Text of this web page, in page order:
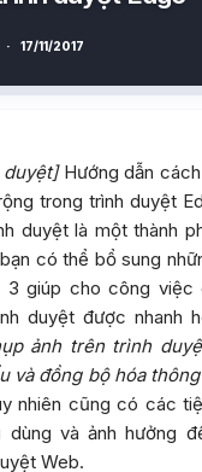
· 17/11/2017
Hướng dẫn
trong trình duyệt
duyệt là một thành
có thể bổ sung
giúp cho công việc
duyệt được nhanh
ảnh trên trình
và đồng bộ hóa
nhiên cũng có các
dùng và ảnh hưởng
Web.